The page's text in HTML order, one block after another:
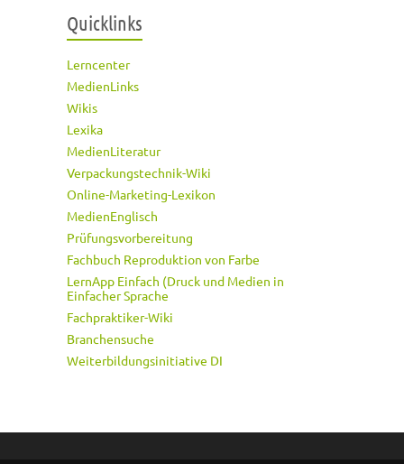
Quicklinks
Lerncenter
MedienLinks
Wikis
Lexika
MedienLiteratur
Verpackungstechnik-Wiki
Online-Marketing-Lexikon
MedienEnglisch
Prüfungsvorbereitung
Fachbuch Reproduktion von Farbe
LernApp Einfach (Druck und Medien in
Einfacher Sprache
Fachpraktiker-Wiki
Branchensuche
Weiterbildungsinitiative DI